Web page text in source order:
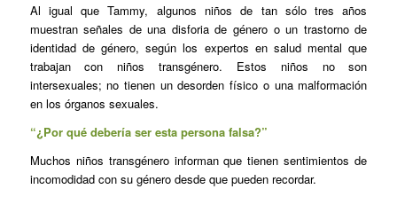
Al igual que Tammy, algunos niños de tan sólo tres años
muestran señales de una disforia de género o un trastorno de
identidad de género, según los expertos en salud mental que
trabajan con niños transgénero. Estos niños no son
intersexuales; no tienen un desorden físico o una malformación
en los órganos sexuales.
“¿Por qué debería ser esta persona falsa?”
Muchos niños transgénero informan que tienen sentimientos de
incomodidad con su género desde que pueden recordar.